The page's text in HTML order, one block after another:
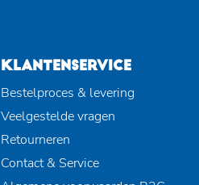
KLANTENSERVICE
Bestelproces & levering
Veelgestelde vragen
Retourneren
Contact & Service